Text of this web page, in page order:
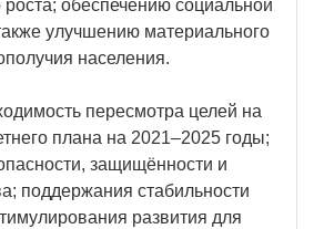
роста; обеспечению социальной
улучшению материального
населения.
пересмотра целей на
плана на 2021–2025 годы;
защищённости и
поддержания стабильности
развития для